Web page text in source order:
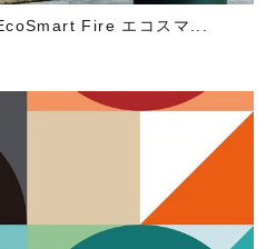
Fire エコスマ...